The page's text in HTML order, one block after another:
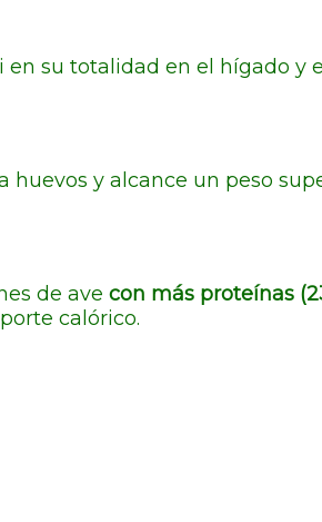
en su totalidad en el hígado y
y alcance un peso
de ave con más proteínas
calórico.